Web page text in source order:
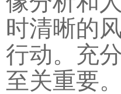
时清晰的
行动。充
至关重要。